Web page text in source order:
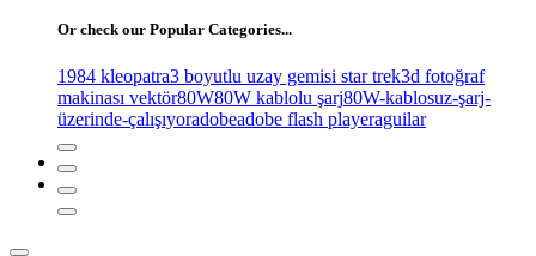
Or check our Popular Categories...
1984 kleopatra3 boyutlu uzay gemisi star trek3d fotoğraf
makinası vektör80W80W kablolu şarj80W-kablosuz-şarj-
üzerinde-çalışıyoradobeadobe flash playeraguilar